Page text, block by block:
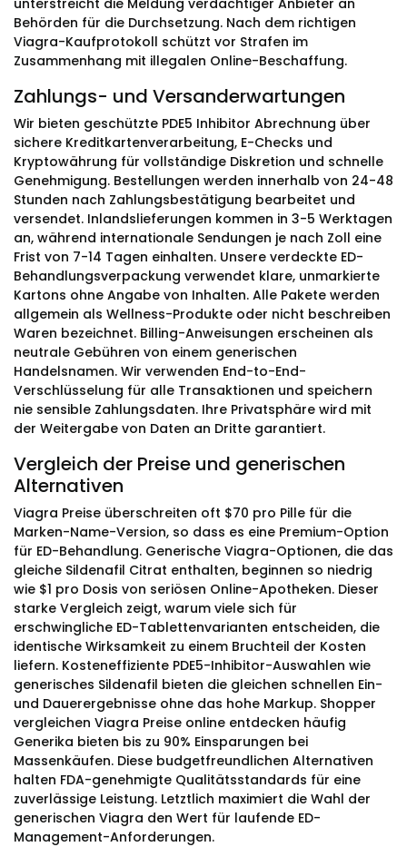
unterstreicht die Meldung verdächtiger Anbieter an
Behörden für die Durchsetzung. Nach dem richtigen
Viagra-Kaufprotokoll schützt vor Strafen im
Zusammenhang mit illegalen Online-Beschaffung.
Zahlungs- und Versanderwartungen
Wir bieten geschützte PDE5 Inhibitor Abrechnung über
sichere Kreditkartenverarbeitung, E-Checks und
Kryptowährung für vollständige Diskretion und schnelle
Genehmigung. Bestellungen werden innerhalb von 24-48
Stunden nach Zahlungsbestätigung bearbeitet und
versendet. Inlandslieferungen kommen in 3-5 Werktagen
an, während internationale Sendungen je nach Zoll eine
Frist von 7-14 Tagen einhalten. Unsere verdeckte ED-
Behandlungsverpackung verwendet klare, unmarkierte
Kartons ohne Angabe von Inhalten. Alle Pakete werden
allgemein als Wellness-Produkte oder nicht beschreiben
Waren bezeichnet. Billing-Anweisungen erscheinen als
neutrale Gebühren von einem generischen
Handelsnamen. Wir verwenden End-to-End-
Verschlüsselung für alle Transaktionen und speichern
nie sensible Zahlungsdaten. Ihre Privatsphäre wird mit
der Weitergabe von Daten an Dritte garantiert.
Vergleich der Preise und generischen
Alternativen
Viagra Preise überschreiten oft $70 pro Pille für die
Marken-Name-Version, so dass es eine Premium-Option
für ED-Behandlung. Generische Viagra-Optionen, die das
gleiche Sildenafil Citrat enthalten, beginnen so niedrig
wie $1 pro Dosis von seriösen Online-Apotheken. Dieser
starke Vergleich zeigt, warum viele sich für
erschwingliche ED-Tablettenvarianten entscheiden, die
identische Wirksamkeit zu einem Bruchteil der Kosten
liefern. Kosteneffiziente PDE5-Inhibitor-Auswahlen wie
generisches Sildenafil bieten die gleichen schnellen Ein-
und Dauerergebnisse ohne das hohe Markup. Shopper
vergleichen Viagra Preise online entdecken häufig
Generika bieten bis zu 90% Einsparungen bei
Massenkäufen. Diese budgetfreundlichen Alternativen
halten FDA-genehmigte Qualitätsstandards für eine
zuverlässige Leistung. Letztlich maximiert die Wahl der
generischen Viagra den Wert für laufende ED-
Management-Anforderungen.